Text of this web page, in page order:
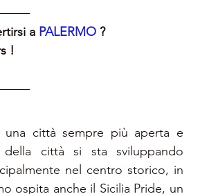
a PALERMO ?
!
città sempre più aperta e
città si sta sviluppando
nel centro storico, in
ospita anche il Sicilia Pride, un